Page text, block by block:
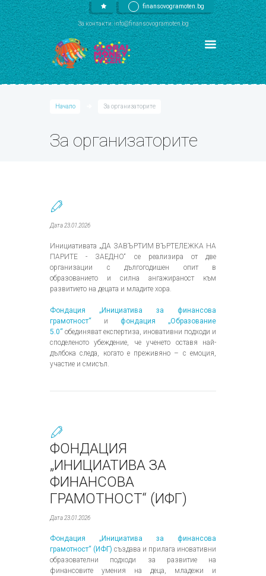
finansovogramoten.bg
За контакти: info@finansovogramoten.bg
Начало За организаторите
За организаторите
Дата 23.01.2026
Инициативата „ДА ЗАВЪРТИМ ВЪРТЕЛЕЖКА НА
ПАРИТЕ - ЗАЕДНО“ се реализира от две
организации с дългогодишен опит в
образованието и силна ангажираност към
развитието на децата и младите хора.
Фондация „Инициатива за финансова
грамотност“ и фондация „Образование
5.0“ обединяват експертиза, иновативни подходи и
споделеното убеждение, че ученето оставя най-
дълбока следа, когато е преживяно – с емоция,
участие и смисъл.
ФОНДАЦИЯ
„ИНИЦИАТИВА ЗА
ФИНАНСОВА
ГРАМОТНОСТ“ (ИФГ)
Дата 23.01.2026
Фондация „Инициатива за финансова
грамотност“ (ИФГ) създава и прилага иновативни
образователни подходи за развитие на
финансовите умения на деца, младежи и